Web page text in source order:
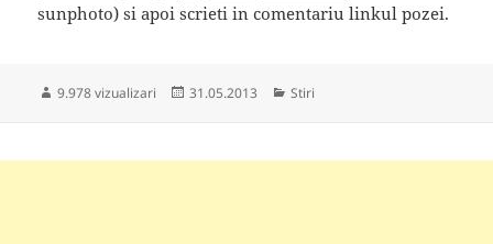
sunphoto) si apoi scrieti in comentariu linkul pozei.
9.978 vizualizari
Publicat
31.05.2013 Categorii
Stiri